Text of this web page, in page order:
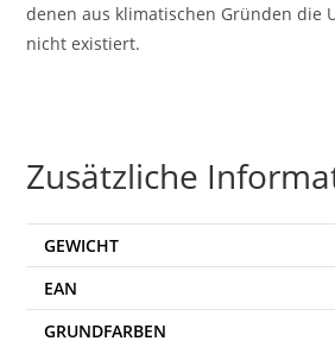
denen aus klimatischen Gründen die
nicht existiert.
Zusätzliche
GEWICHT
EAN